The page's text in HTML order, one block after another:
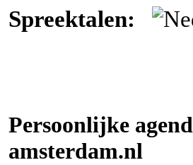
Spreektalen:
Persoonlijke
amsterdam.nl